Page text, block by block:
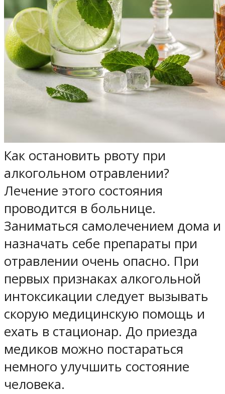
Как остановить рвоту при
алкогольном отравлении?
Лечение этого состояния
проводится в больнице.
Заниматься самолечением дома и
назначать себе препараты при
отравлении очень опасно. При
первых признаках алкогольной
интоксикации следует вызывать
скорую медицинскую помощь и
ехать в стационар. До приезда
медиков можно постараться
немного улучшить состояние
человека.